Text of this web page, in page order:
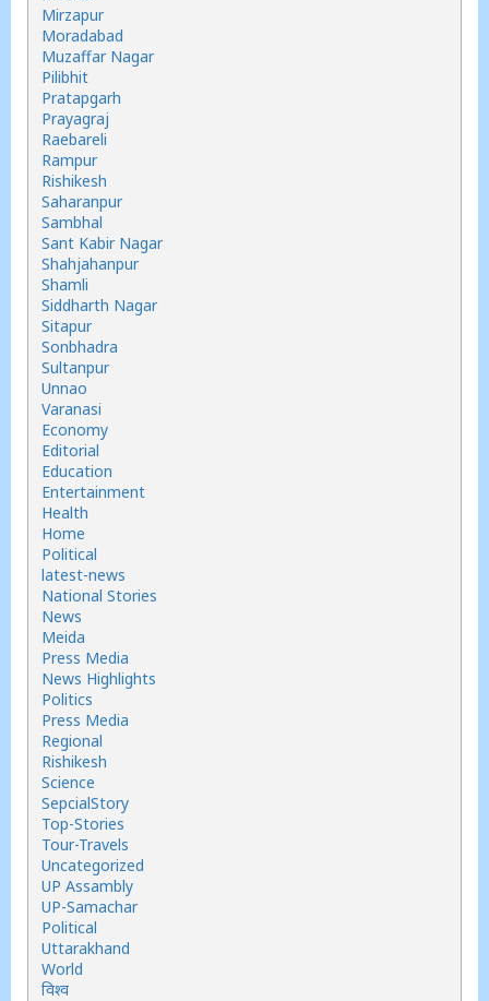
Mirzapur
Moradabad
Muzaffar Nagar
Pilibhit
Pratapgarh
Prayagraj
Raebareli
Rampur
Rishikesh
Saharanpur
Sambhal
Sant Kabir Nagar
Shahjahanpur
Shamli
Siddharth Nagar
Sitapur
Sonbhadra
Sultanpur
Unnao
Varanasi
Economy
Editorial
Education
Entertainment
Health
Home
Political
latest-news
National Stories
News
Meida
Press Media
News Highlights
Politics
Press Media
Regional
Rishikesh
Science
SepcialStory
Top-Stories
Tour-Travels
Uncategorized
UP Assambly
UP-Samachar
Political
Uttarakhand
World
विश्व